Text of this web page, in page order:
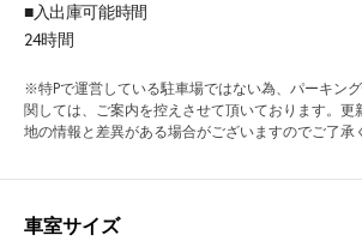
■入出庫可能時間
24時間
※特Pで運営している駐車場ではない為、パーキン
関しては、ご案内を控えさせて頂いております。更
地の情報と差異がある場合がございますのでご了承
車室サイズ